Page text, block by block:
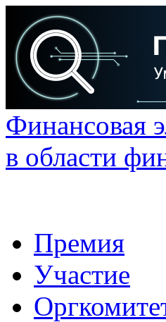
Финансовая
в области
Премия
Участие